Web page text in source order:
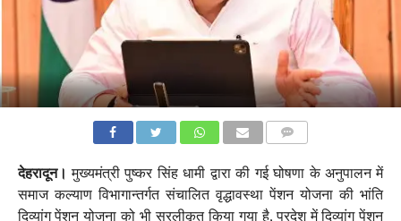
देहरादून। मुख्यमंत्री पुष्कर सिंह धामी द्वारा की गई घोषणा के अनुपालन में
समाज कल्याण विभागान्तर्गत संचालित वृद्धावस्था पेंशन योजना की भांति
दिव्यांग पेंशन योजना को भी सरलीकृत किया गया है, प्रदेश में दिव्यांग पेंशन